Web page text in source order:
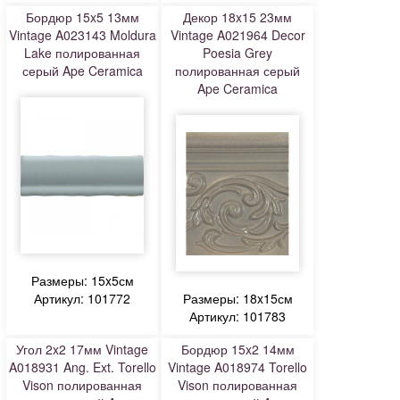
Бордюр 15x5 13мм
Vintage A023143 Moldura
Lake полированная
серый Ape Ceramica
Размеры: 15x5см
Артикул: 101772
Декор 18x15 23мм
Vintage A021964 Decor
Poesia Grey
полированная серый
Ape Ceramica
Размеры: 18x15см
Артикул: 101783
Угол 2x2 17мм Vintage
A018931 Ang. Ext. Torello
Vison полированная
Бордюр 15x2 14мм
Vintage A018974 Torello
Vison полированная